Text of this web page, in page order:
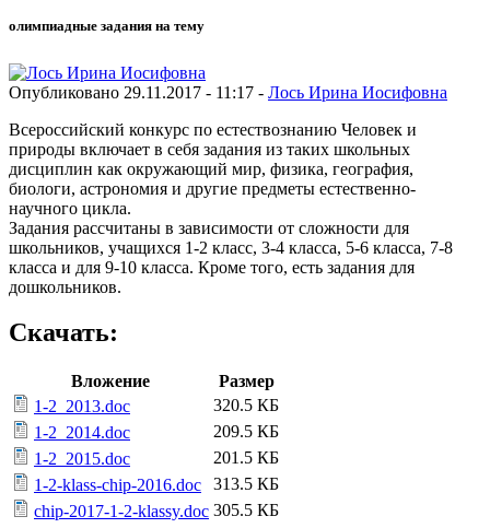
олимпиадные задания на тему
Опубликовано 29.11.2017 - 11:17 - Лось Ирина Иосифовна
Всероссийский конкурс по естествознанию Человек и
природы включает в себя задания из таких школьных
дисциплин как окружающий мир, физика, география,
биологи, астрономия и другие предметы естественно-
научного цикла.
Задания расcчитаны в зависимости от сложности для
школьников, учащихся 1-2 класс, 3-4 класса, 5-6 класса, 7-8
класса и для 9-10 класса. Кроме того, есть задания для
дошкольников.
Скачать:
Вложение
Размер
1-2_2013.doc
320.5 КБ
1-2_2014.doc
209.5 КБ
1-2_2015.doc
201.5 КБ
1-2-klass-chip-2016.doc
313.5 КБ
chip-2017-1-2-klassy.doc 305.5 КБ